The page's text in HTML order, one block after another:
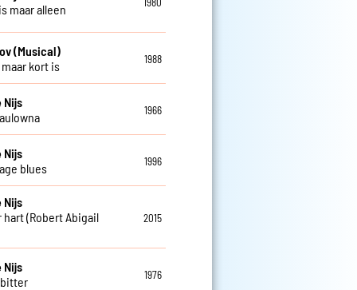
maar alleen
1980
(Musical)
kort is
1988
Nijs
1966
Nijs
blues
1996
Nijs
hart (Robert Abigail
2015
Nijs
1976